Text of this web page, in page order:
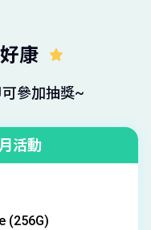
康
參加抽獎~
活動
(256G)